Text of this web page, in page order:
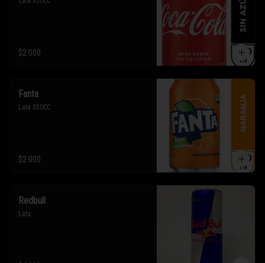
$2.000
Fanta
Lata 350CC
$2.000
Redbull
Lata.